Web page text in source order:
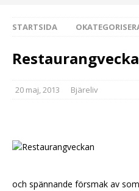
STARTSIDA
20 maj, 2013 Bjäreliv
och spännande försmak av